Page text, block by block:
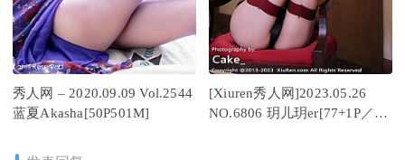
秀人网 – 2020.09.09 Vol.2544
蓝夏Akasha[50P501M]
[Xiuren秀人网]2023.05.26
NO.6806 玥儿玥er[77+1P／